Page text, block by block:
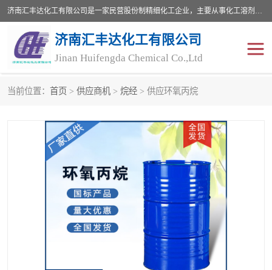
济南汇丰达化工有限公司是一家民营股份制精细化工企业，主要从事化工溶剂、药用辅料、合成中间体等深加工产品的研制开发、生产、销售和进出口贸易。主营产品：环氧丙烷，十二烷基苯，甲基磺酸，磺酸，DMF，DMAC，甘油，苯甲醇，乙酰氯，甲基丙烯酸，甲基丙烯酸甲酯，叔丁醇，异辛酸，二乙烯三胺，一乙，二乙‎，三乙醇胺，原乙酸三甲酯等化工产品及中间体。欢迎各界朋友洽谈咨询业务。
济南汇丰达化工有限公司
Jinan Huifengda Chemical Co.,Ltd
当前位置： 首页 > 供应商机 > 烷经 > 供应环氧丙烷
醚类
酚类
羧酸衍生物 无机化工原料
有机溶剂
十二烷基苯